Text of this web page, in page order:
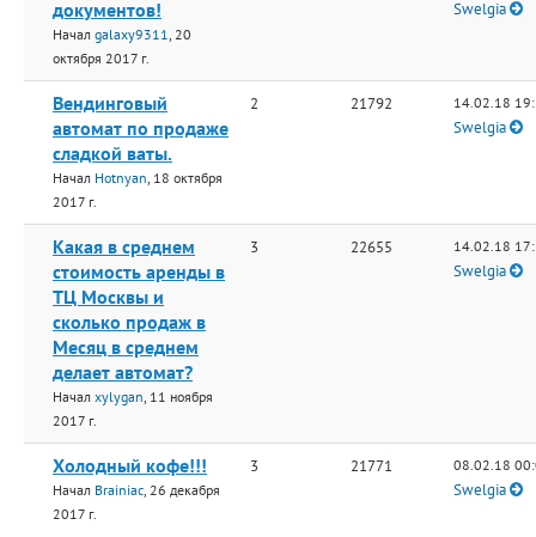
документов!
Начал galaxy9311, 20
октября 2017 г.
Swelgia
Вендинговый
автомат по продаже
сладкой ваты.
Начал Hotnyan, 18 октября
2017 г.
2 21792 14.02.18
Swelgia
Какая в среднем
стоимость аренды в
ТЦ Москвы и
сколько продаж в
Месяц в среднем
делает автомат?
Начал xylygan, 11 ноября
2017 г.
3 22655 14.02.18
Swelgia
Холодный кофе!!!
Начал Brainiac, 26 декабря
2017 г.
3 21771 08.02.18
Swelgia